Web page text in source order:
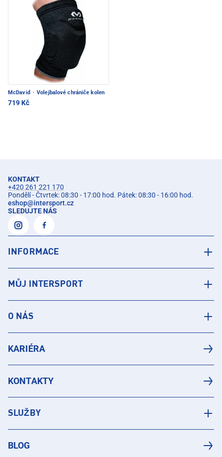
McDavid · Volejbalové chrániče kolen
719 Kč
KONTAKT
+420 261 221 170
Pondělí - Čtvrtek: 08:30 - 17:00 hod. Pátek: 08:30 - 16:00 hod.
eshop@intersport.cz
SLEDUJTE NÁS
INFORMACE
MŮJ INTERSPORT
O NÁS
KARIÉRA
KONTAKTY
SLUŽBY
BLOG